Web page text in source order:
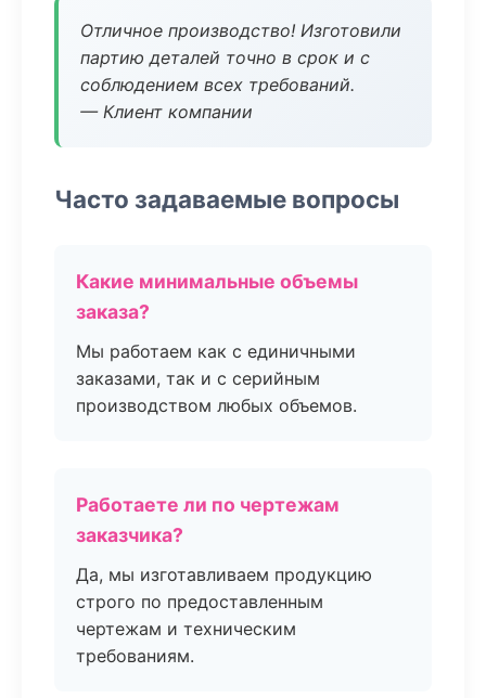
Отличное производство! Изготовили
партию деталей точно в срок и с
соблюдением всех требований.
— Клиент компании
Часто задаваемые вопросы
Какие минимальные объемы
заказа?
Мы работаем как с единичными
заказами, так и с серийным
производством любых объемов.
Работаете ли по чертежам
заказчика?
Да, мы изготавливаем продукцию
строго по предоставленным
чертежам и техническим
требованиям.